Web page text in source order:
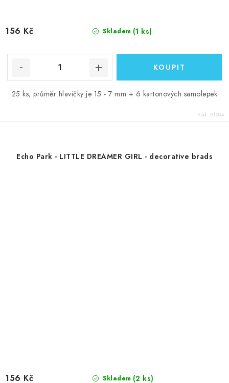
Skladem (1 ks)
156 Kč
25 ks; průměr hlavičky je 15 - 7 mm + 6 kartonových samolepek
Kód: 81584
Echo Park - LITTLE DREAMER GIRL - decorative brads
Skladem (2 ks)
156 Kč